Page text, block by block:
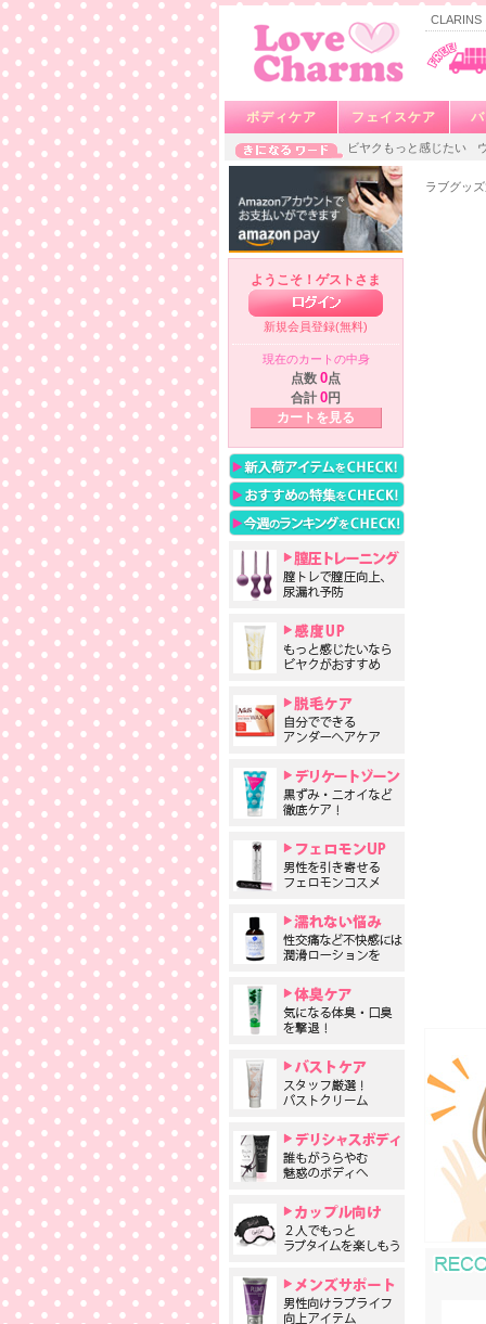
CLARINS
ボディケア フェイスケア
ビヤクもっと感じたい
ようこそ！ゲストさま
新規会員登録(無料)
現在のカートの中身
点数 0点
合計 0円
カートを見る
ラブグッ